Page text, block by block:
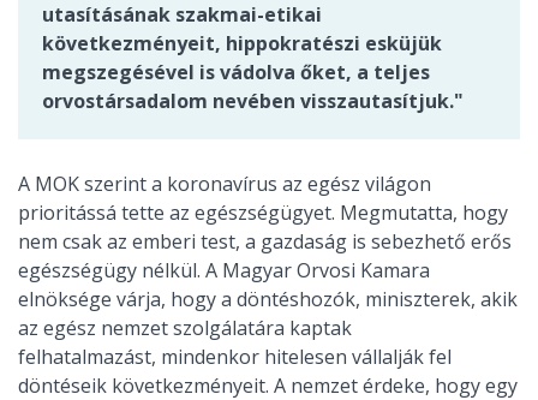
utasításának szakmai-etikai
következményeit, hippokratészi esküjük
megszegésével is vádolva őket, a teljes
orvostársadalom nevében visszautasítjuk."
A MOK szerint a koronavírus az egész világon
prioritássá tette az egészségügyet. Megmutatta, hogy
nem csak az emberi test, a gazdaság is sebezhető erős
egészségügy nélkül. A Magyar Orvosi Kamara
elnöksége várja, hogy a döntéshozók, miniszterek, akik
az egész nemzet szolgálatára kaptak
felhatalmazást, mindenkor hitelesen vállalják fel
döntéseik következményeit. A nemzet érdeke, hogy egy